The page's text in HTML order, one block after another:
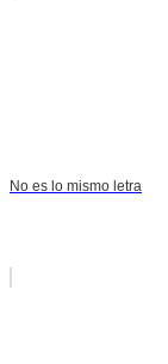
No es lo mismo letra